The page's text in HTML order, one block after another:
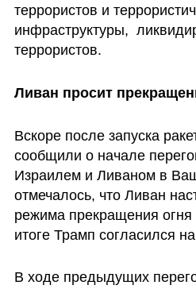
террористов и
инфраструктуры,
террористов.
Ливан просит
Вскоре после запуска
сообщили о начале
Израилем и Ливаном в
отмечалось, что Ливан
режима прекращения
итоге Трамп согласился
В ходе предыдущих